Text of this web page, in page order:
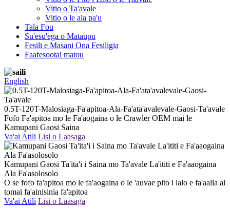
Vitio o Ta'avale
Vitio o le ala pa'u
Tala Fou
Su'esu'ega o Mataupu
Fesili e Masani Ona Fesiligia
Faafesootai matou
English
0.5T-120T-Malosiaga-Fa'apitoa-Ala-Fa'ata'avalevale-Gaosi-Ta'avale
Fofo Fa'apitoa mo le Fa'aogaina o le Crawler OEM mai le
Kamupani Gaosi Saina
Va'ai Atili Lisi o Laasaga
Kamupani Gaosi Ta'ita'i i Saina mo Ta'avale La'ititi e Fa'aaogaina
Ala Fa'asolosolo
O se fofo fa'apitoa mo le fa'aogaina o le 'auvae pito i lalo e fa'aalia ai
tomai fa'ainisinia fa'apitoa
Va'ai Atili Lisi o Laasaga